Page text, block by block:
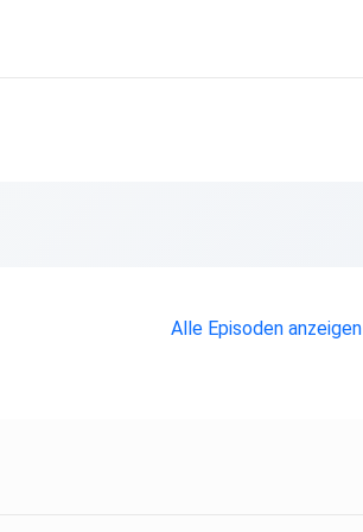
Alle Episoden anzeigen